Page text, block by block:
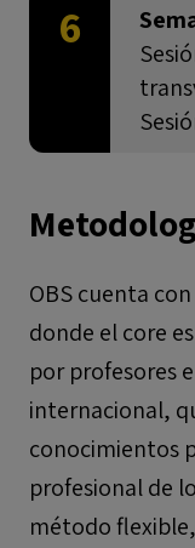
6
OBS cuenta
donde elcore
por profesores
internacional,
conocimientos
profesional de
método